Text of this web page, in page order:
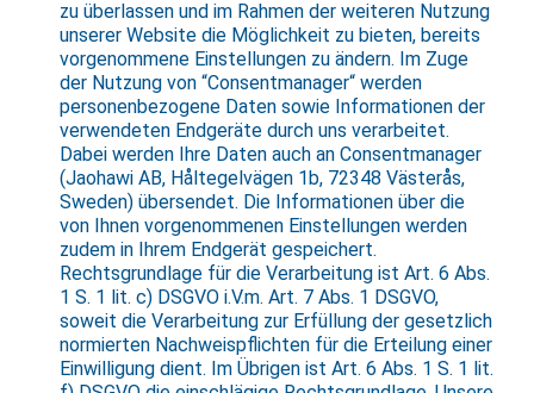
zu überlassen und im Rahmen der weiteren Nutzung
unserer Website die Möglichkeit zu bieten, bereits
vorgenommene Einstellungen zu ändern. Im Zuge
der Nutzung von “Consentmanager“ werden
personenbezogene Daten sowie Informationen der
verwendeten Endgeräte durch uns verarbeitet.
Dabei werden Ihre Daten auch an Consentmanager
(Jaohawi AB, Håltegelvägen 1b, 72348 Västerås,
Sweden) übersendet. Die Informationen über die
von Ihnen vorgenommenen Einstellungen werden
zudem in Ihrem Endgerät gespeichert.
Rechtsgrundlage für die Verarbeitung ist Art. 6 Abs.
1 S. 1 lit. c) DSGVO i.V.m. Art. 7 Abs. 1 DSGVO,
soweit die Verarbeitung zur Erfüllung der gesetzlich
normierten Nachweispflichten für die Erteilung einer
Einwilligung dient. Im Übrigen ist Art. 6 Abs. 1 S. 1 lit.